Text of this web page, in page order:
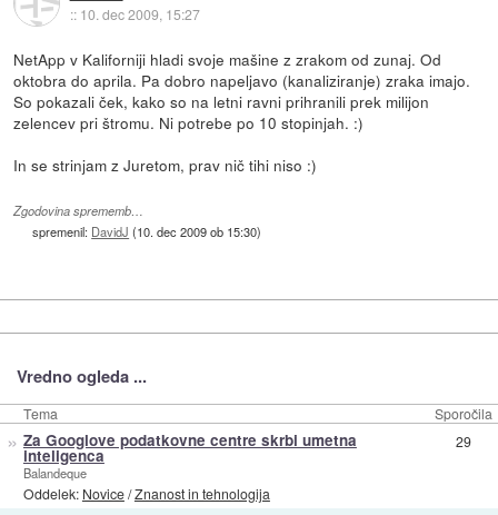
:: 10. dec 2009, 15:27
NetApp v Kaliforniji hladi svoje mašine z zrakom od zunaj. Od
oktobra do aprila. Pa dobro napeljavo (kanaliziranje) zraka imajo.
So pokazali ček, kako so na letni ravni prihranili prek milijon
zelencev pri štromu. Ni potrebe po 10 stopinjah. :)
In se strinjam z Juretom, prav nič tihi niso :)
Zgodovina sprememb…
spremenil: DavidJ (10. dec 2009 ob 15:30)
Vredno ogleda ...
Tema Sporočila
» Za Googlove podatkovne centre skrbi umetna
inteligenca
Balandeque
Oddelek: Novice/Znanost in tehnologija
29